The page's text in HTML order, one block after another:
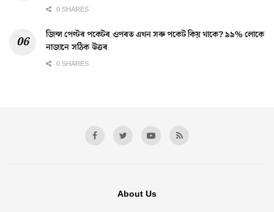
0 SHARES
জিন্স পেণ্টৰ পকেটৰ ওপৰত এখন সৰু পকেট কিয় থাকে? ৯৯% লোকে
নাজানে সঠিক উত্তৰ
0 SHARES
About Us